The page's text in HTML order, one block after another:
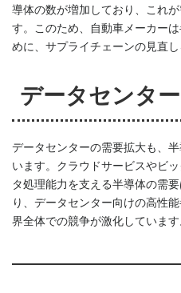
導体の数が増加しており、これ
す。このため、自動車メーカー
めに、サプライチェーンの見直し
データセンタ
データセンターの需要拡大も、
います。クラウドサービスやビ
タ処理能力を支える半導体の需
り、データセンター向けの高性
界全体での競争が激化しています